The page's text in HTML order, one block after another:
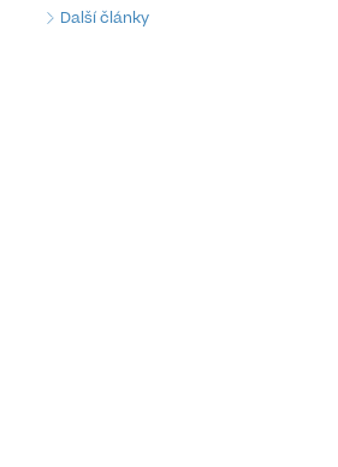
Další články